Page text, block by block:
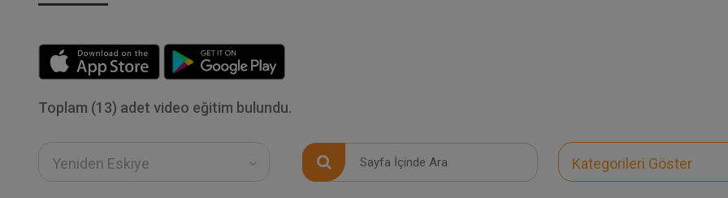
Toplam (13) adet video eğitim bulundu.
Yeniden Eskiye Kategorileri Göster